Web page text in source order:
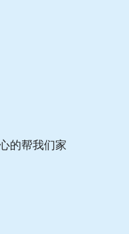
的帮我们家